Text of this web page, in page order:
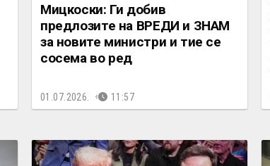
Мицкоски: Ги добив
предлозите на ВРЕДИ и ЗНАМ
за новите министри и тие се
сосема во ред
01.07.2026. 11:57